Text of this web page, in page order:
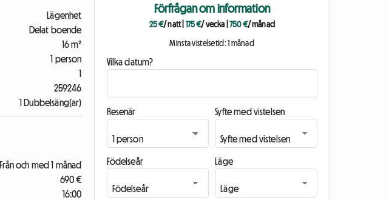
Lägenhet
Delat boende
16 m²
1 person
1
259246
1 Dubbelsäng(ar)
Från och med 1 månad
690 €
16:00
Förfrågan om information
25 €/ natt| 175 €/ vecka |750 €/ månad
Minsta vistelsetid: 1 månad
Vilka datum?
Resenär Syfte med vistelsen
Födelseår Läge